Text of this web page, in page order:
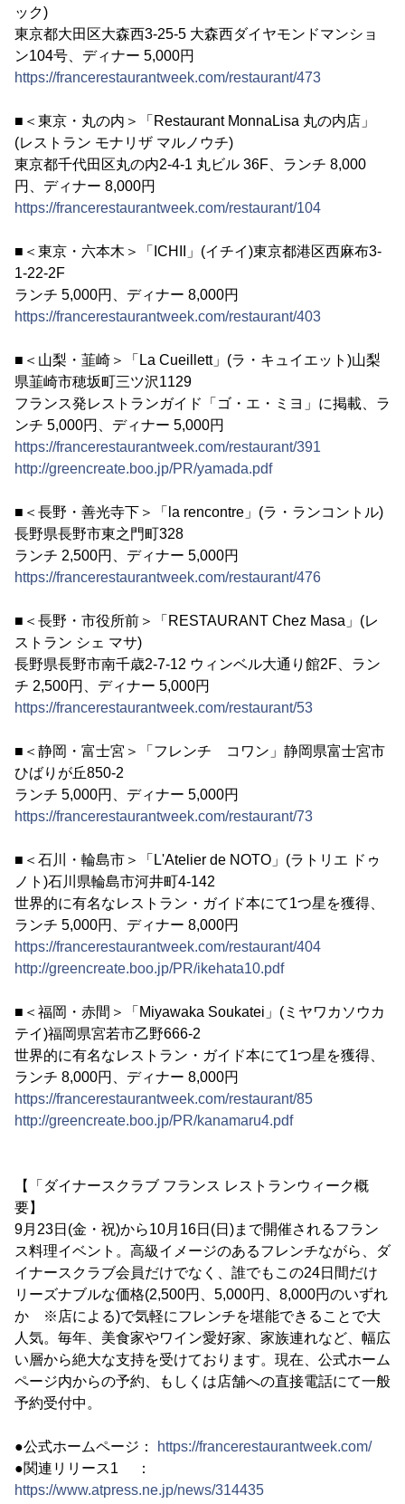
ック)
東京都大田区大森西3-25-5 大森西ダイヤモンドマンショ
ン104号、ディナー 5,000円
https://francerestaurantweek.com/restaurant/473
■＜東京・丸の内＞「Restaurant MonnaLisa 丸の内店」
(レストラン モナリザ マルノウチ)
東京都千代田区丸の内2-4-1 丸ビル 36F、ランチ 8,000
円、ディナー 8,000円
https://francerestaurantweek.com/restaurant/104
■＜東京・六本木＞「ICHII」(イチイ)東京都港区西麻布3-
1-22-2F
ランチ 5,000円、ディナー 8,000円
https://francerestaurantweek.com/restaurant/403
■＜山梨・韮崎＞「La Cueillett」(ラ・キュイエット)山梨
県韮崎市穂坂町三ツ沢1129
フランス発レストランガイド「ゴ・エ・ミヨ」に掲載、ラ
ンチ 5,000円、ディナー 5,000円
https://francerestaurantweek.com/restaurant/391
http://greencreate.boo.jp/PR/yamada.pdf
■＜長野・善光寺下＞「la rencontre」(ラ・ランコントル)
長野県長野市東之門町328
ランチ 2,500円、ディナー 5,000円
https://francerestaurantweek.com/restaurant/476
■＜長野・市役所前＞「RESTAURANT Chez Masa」(レ
ストラン シェ マサ)
長野県長野市南千歳2-7-12 ウィンベル大通り館2F、ラン
チ 2,500円、ディナー 5,000円
https://francerestaurantweek.com/restaurant/53
■＜静岡・富士宮＞「フレンチ コワン」静岡県富士宮市
ひばりが丘850-2
ランチ 5,000円、ディナー 5,000円
https://francerestaurantweek.com/restaurant/73
■＜石川・輪島市＞「L'Atelier de NOTO」(ラトリエ ドゥ
ノト)石川県輪島市河井町4-142
世界的に有名なレストラン・ガイド本にて1つ星を獲得、
ランチ 5,000円、ディナー 8,000円
https://francerestaurantweek.com/restaurant/404
http://greencreate.boo.jp/PR/ikehata10.pdf
■＜福岡・赤間＞「Miyawaka Soukatei」(ミヤワカソウカ
テイ)福岡県宮若市乙野666-2
世界的に有名なレストラン・ガイド本にて1つ星を獲得、
ランチ 8,000円、ディナー 8,000円
https://francerestaurantweek.com/restaurant/85
http://greencreate.boo.jp/PR/kanamaru4.pdf
【「ダイナースクラブ フランス レストランウィーク概
要】
9月23日(金・祝)から10月16日(日)まで開催されるフラン
ス料理イベント。高級イメージのあるフレンチながら、ダ
イナースクラブ会員だけでなく、誰でもこの24日間だけ
リーズナブルな価格(2,500円、5,000円、8,000円のいずれ
か ※店による)で気軽にフレンチを堪能できることで大
人気。毎年、美食家やワイン愛好家、家族連れなど、幅広
い層から絶大な支持を受けております。現在、公式ホーム
ページ内からの予約、もしくは店舗への直接電話にて一般
予約受付中。
●公式ホームページ：
https://francerestaurantweek.com/
●関連リリース1 ：
https://www.atpress.ne.jp/news/314435